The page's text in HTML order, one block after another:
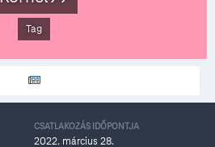
Tag
CSATLAKOZÁS IDŐPONTJA
2022. március 28.